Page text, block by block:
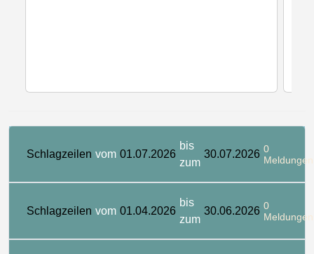
Schlagzeilen vom 01.07.2026
bis
zum
30.07.2026 0
Meldungen
Schlagzeilen vom 01.04.2026
bis
zum
30.06.2026 0
Meldungen